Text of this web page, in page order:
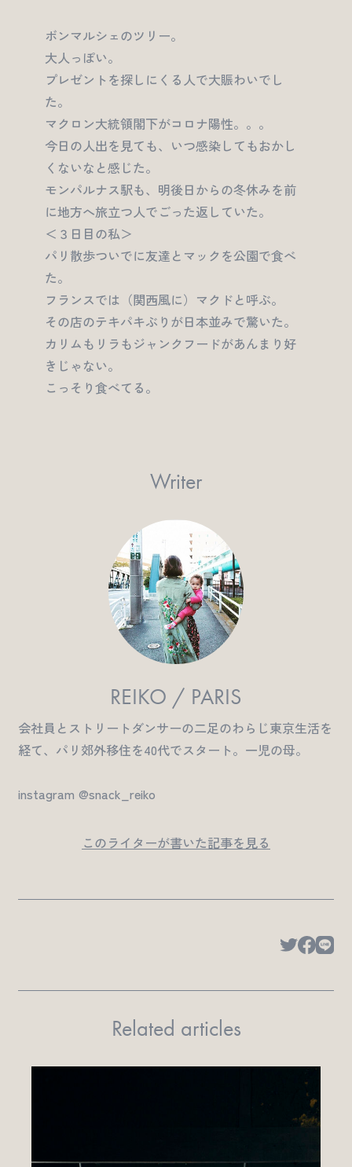
ボンマルシェのツリー。
大人っぽい。
プレゼントを探しにくる人で大賑わいでし
た。
マクロン大統領閣下がコロナ陽性。。。
今日の人出を見ても、いつ感染してもおかし
くないなと感じた。
モンパルナス駅も、明後日からの冬休みを前
に地方へ旅立つ人でごった返していた。
＜３日目の私＞
パリ散歩ついでに友達とマックを公園で食べ
た。
フランスでは（関西風に）マクドと呼ぶ。
その店のテキパキぶりが日本並みで驚いた。
カリムもリラもジャンクフードがあんまり好
きじゃない。
こっそり食べてる。
Writer
REIKO / PARIS
会社員とストリートダンサーの二足のわらじ東京生活を
経て、パリ郊外移住を40代でスタート。一児の母。
instagram @snack_reiko
このライターが書いた記事を見る
Related articles